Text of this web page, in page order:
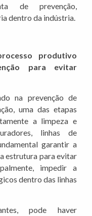
de prevenção,
dentro da indústria.
produtivo
para evitar
na prevenção de
uma das etapas
a limpeza e
linhas de
garantir a
estrutura para evitar
impedir a
dentro das linhas
pode haver